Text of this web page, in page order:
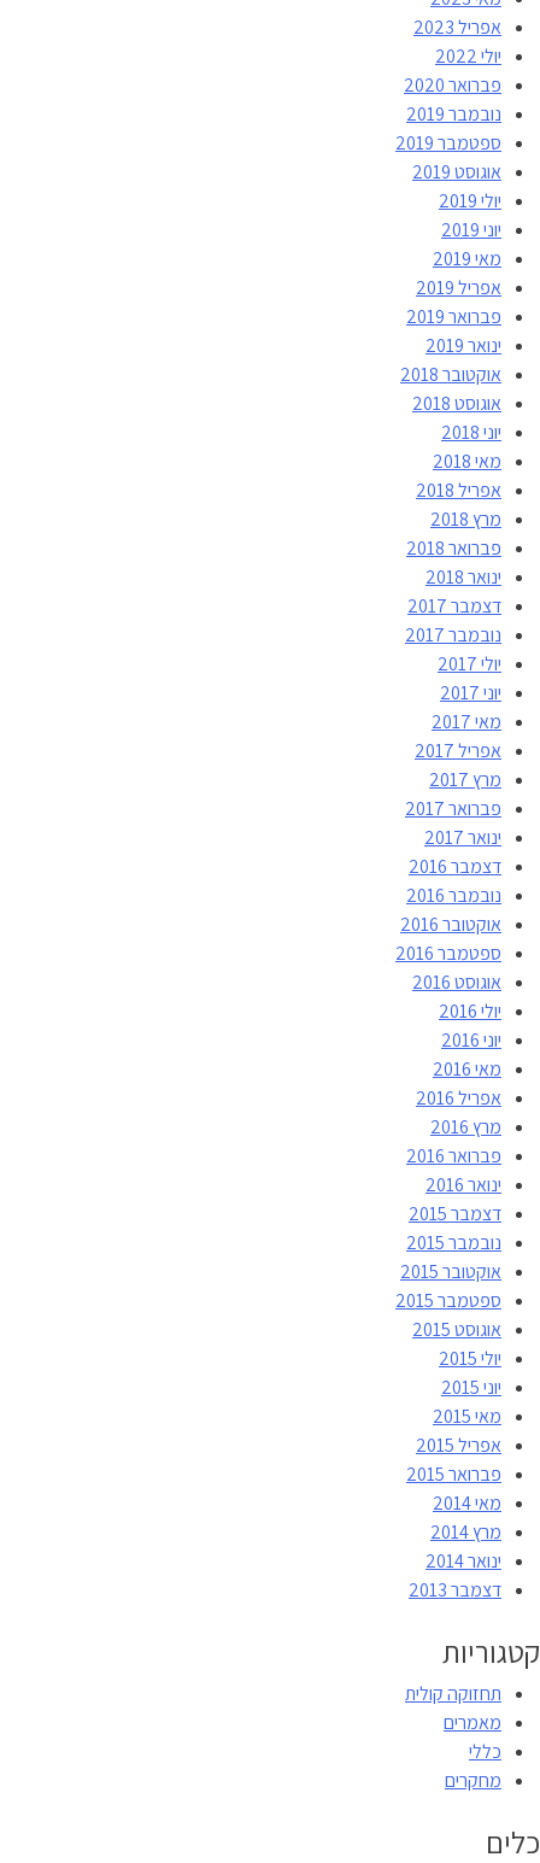
אפריל 2023
יולי 2022
פברואר 2020
נובמבר 2019
ספטמבר 2019
אוגוסט 2019
יולי 2019
יוני 2019
מאי 2019
אפריל 2019
פברואר 2019
ינואר 2019
אוקטובר 2018
אוגוסט 2018
יוני 2018
מאי 2018
אפריל 2018
מרץ 2018
פברואר 2018
ינואר 2018
דצמבר 2017
נובמבר 2017
יולי 2017
יוני 2017
מאי 2017
אפריל 2017
מרץ 2017
פברואר 2017
ינואר 2017
דצמבר 2016
נובמבר 2016
אוקטובר 2016
ספטמבר 2016
אוגוסט 2016
יולי 2016
יוני 2016
מאי 2016
אפריל 2016
מרץ 2016
פברואר 2016
ינואר 2016
דצמבר 2015
נובמבר 2015
אוקטובר 2015
ספטמבר 2015
אוגוסט 2015
יולי 2015
יוני 2015
מאי 2015
אפריל 2015
פברואר 2015
מאי 2014
מרץ 2014
ינואר 2014
דצמבר 2013
קטגוריות
תחזוקה קולית
מאמרים
כללי
מחקרים
כלים